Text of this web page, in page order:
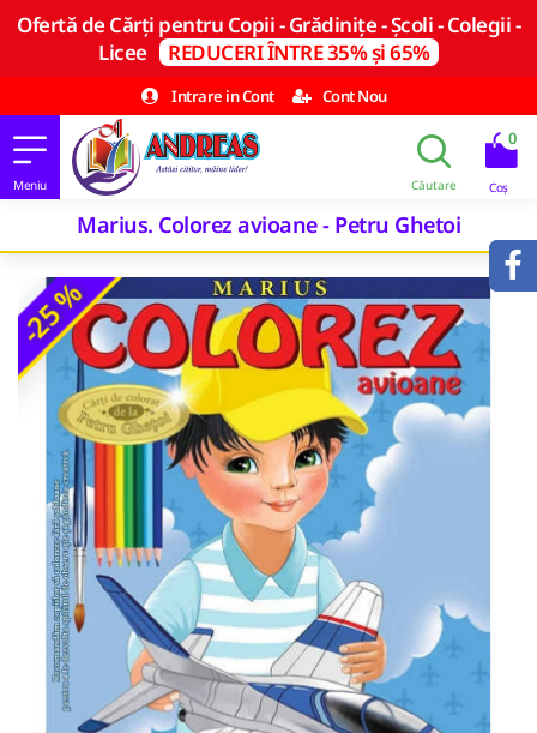
Ofertă de Cărți pentru Copii - Grădinițe - Școli - Colegii -
Licee REDUCERI ÎNTRE 35% și 65%
Intrare in Cont
Cont Nou
0
Marius. Colorez avioane - Petru Ghetoi
-25 %